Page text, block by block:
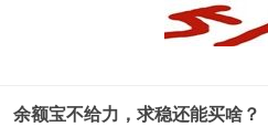
余额宝不给力，求稳还能买啥？